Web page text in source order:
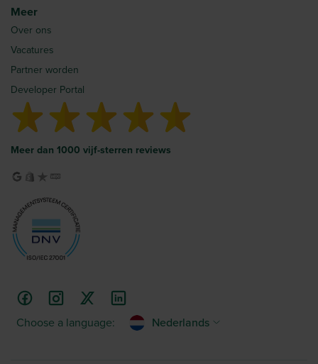
Meer
Over ons
Vacatures
Partner worden
Developer Portal
Meer dan 1000 vijf-sterren reviews
Choose a language: Nederlands